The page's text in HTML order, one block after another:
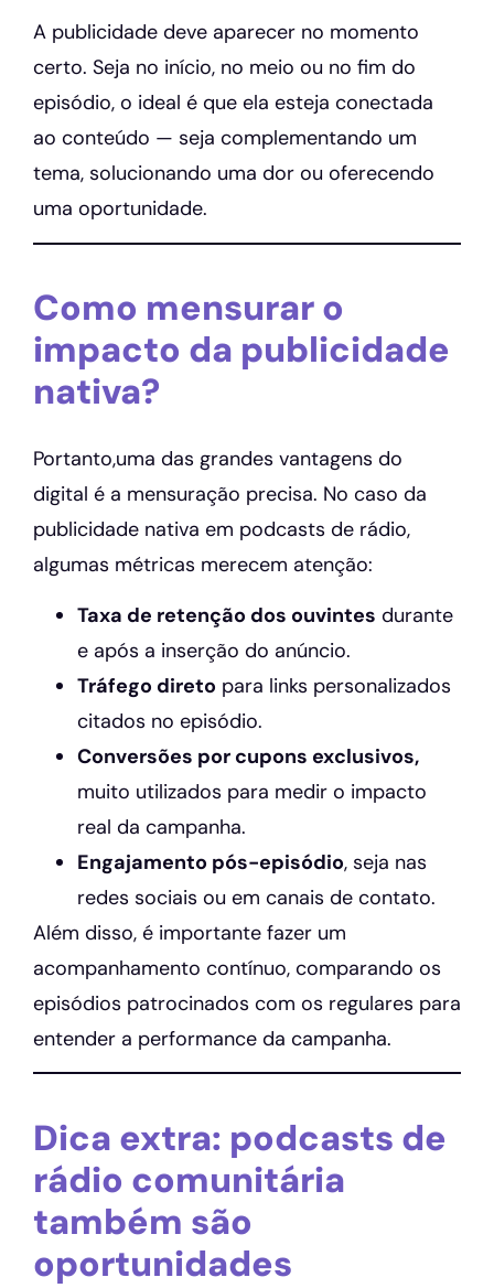
A publicidade deve aparecer no momento
certo. Seja no início, no meio ou no fim do
episódio, o ideal é que ela esteja conectada
ao conteúdo — seja complementando um
tema, solucionando uma dor ou oferecendo
uma oportunidade.
Como mensurar o
impacto da publicidade
nativa?
Portanto,uma das grandes vantagens do
digital é a mensuração precisa. No caso da
publicidade nativa em podcasts de rádio,
algumas métricas merecem atenção:
Taxa de retenção dos ouvintes durante
e após a inserção do anúncio.
Tráfego direto para links personalizados
citados no episódio.
Conversões por cupons exclusivos,
muito utilizados para medir o impacto
real da campanha.
Engajamento pós-episódio, seja nas
redes sociais ou em canais de contato.
Além disso, é importante fazer um
acompanhamento contínuo, comparando os
episódios patrocinados com os regulares para
entender a performance da campanha.
Dica extra: podcasts de
rádio comunitária
também são
oportunidades